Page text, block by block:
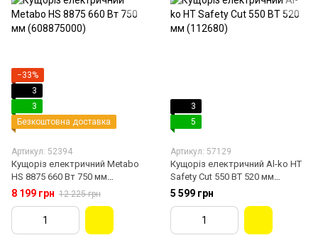
−33%
3
3
Безкоштовна доставка
Артикул: 52394
Кущоріз електричний Metabo
HS 8875 660 Вт 750 мм
(608875000)
8 199 грн 12 225 грн
3
5
Артикул: 57129
Кущоріз електричний Al-ko HT
Safety Cut 550 ВТ 520 мм
(112680)
5 599 грн